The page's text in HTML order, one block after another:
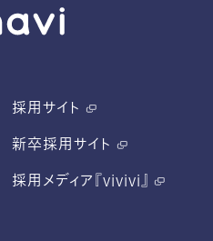
採用サイト
新卒採用サイト
採用メディア『vivivi』